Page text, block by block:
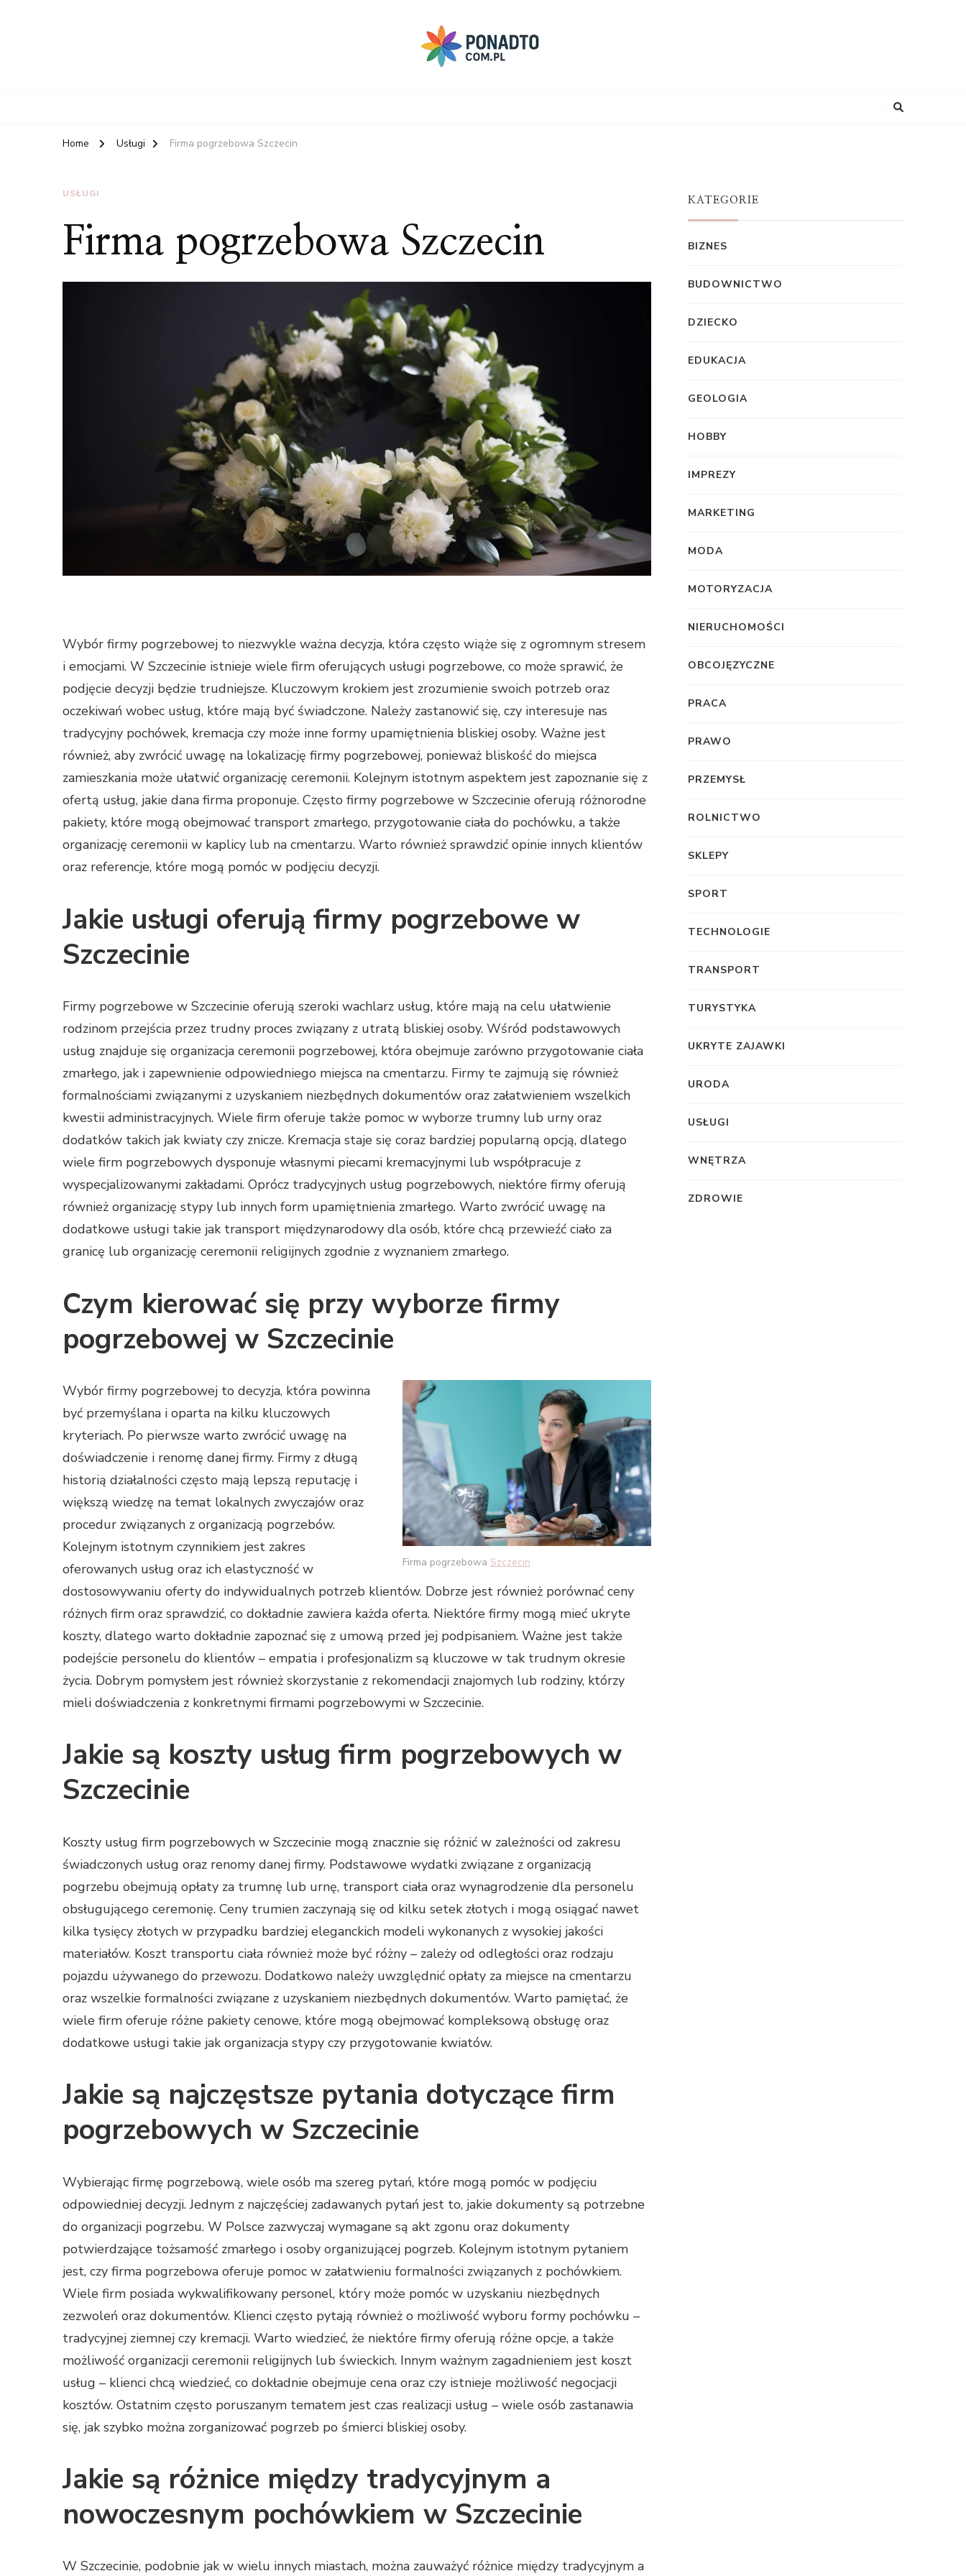
Home Usługi Firma pogrzebowa Szczecin
USŁUGI
Firma pogrzebowa Szczecin
Wybór firmy pogrzebowej to niezwykle ważna decyzja, która często wiąże się z ogromnym stresem
i emocjami. W Szczecinie istnieje wiele firm oferujących usługi pogrzebowe, co może sprawić, że
podjęcie decyzji będzie trudniejsze. Kluczowym krokiem jest zrozumienie swoich potrzeb oraz
oczekiwań wobec usług, które mają być świadczone. Należy zastanowić się, czy interesuje nas
tradycyjny pochówek, kremacja czy może inne formy upamiętnienia bliskiej osoby. Ważne jest
również, aby zwrócić uwagę na lokalizację firmy pogrzebowej, ponieważ bliskość do miejsca
zamieszkania może ułatwić organizację ceremonii. Kolejnym istotnym aspektem jest zapoznanie się z
ofertą usług, jakie dana firma proponuje. Często firmy pogrzebowe w Szczecinie oferują różnorodne
pakiety, które mogą obejmować transport zmarłego, przygotowanie ciała do pochówku, a także
organizację ceremonii w kaplicy lub na cmentarzu. Warto również sprawdzić opinie innych klientów
oraz referencje, które mogą pomóc w podjęciu decyzji.
Jakie usługi oferują firmy pogrzebowe w
Szczecinie
Firmy pogrzebowe w Szczecinie oferują szeroki wachlarz usług, które mają na celu ułatwienie
rodzinom przejścia przez trudny proces związany z utratą bliskiej osoby. Wśród podstawowych
usług znajduje się organizacja ceremonii pogrzebowej, która obejmuje zarówno przygotowanie ciała
zmarłego, jak i zapewnienie odpowiedniego miejsca na cmentarzu. Firmy te zajmują się również
formalnościami związanymi z uzyskaniem niezbędnych dokumentów oraz załatwieniem wszelkich
kwestii administracyjnych. Wiele firm oferuje także pomoc w wyborze trumny lub urny oraz
dodatków takich jak kwiaty czy znicze. Kremacja staje się coraz bardziej popularną opcją, dlatego
wiele firm pogrzebowych dysponuje własnymi piecami kremacyjnymi lub współpracuje z
wyspecjalizowanymi zakładami. Oprócz tradycyjnych usług pogrzebowych, niektóre firmy oferują
również organizację stypy lub innych form upamiętnienia zmarłego. Warto zwrócić uwagę na
dodatkowe usługi takie jak transport międzynarodowy dla osób, które chcą przewieźć ciało za
granicę lub organizację ceremonii religijnych zgodnie z wyznaniem zmarłego.
Czym kierować się przy wyborze firmy
pogrzebowej w Szczecinie
Firma pogrzebowa Szczecin
Wybór firmy pogrzebowej to decyzja, która powinna
być przemyślana i oparta na kilku kluczowych
kryteriach. Po pierwsze warto zwrócić uwagę na
doświadczenie i renomę danej firmy. Firmy z długą
historią działalności często mają lepszą reputację i
większą wiedzę na temat lokalnych zwyczajów oraz
procedur związanych z organizacją pogrzebów.
Kolejnym istotnym czynnikiem jest zakres
oferowanych usług oraz ich elastyczność w
dostosowywaniu oferty do indywidualnych potrzeb klientów. Dobrze jest również porównać ceny
różnych firm oraz sprawdzić, co dokładnie zawiera każda oferta. Niektóre firmy mogą mieć ukryte
koszty, dlatego warto dokładnie zapoznać się z umową przed jej podpisaniem. Ważne jest także
podejście personelu do klientów – empatia i profesjonalizm są kluczowe w tak trudnym okresie
życia. Dobrym pomysłem jest również skorzystanie z rekomendacji znajomych lub rodziny, którzy
mieli doświadczenia z konkretnymi firmami pogrzebowymi w Szczecinie.
Jakie są koszty usług firm pogrzebowych w
Szczecinie
Koszty usług firm pogrzebowych w Szczecinie mogą znacznie się różnić w zależności od zakresu
świadczonych usług oraz renomy danej firmy. Podstawowe wydatki związane z organizacją
pogrzebu obejmują opłaty za trumnę lub urnę, transport ciała oraz wynagrodzenie dla personelu
obsługującego ceremonię. Ceny trumien zaczynają się od kilku setek złotych i mogą osiągać nawet
kilka tysięcy złotych w przypadku bardziej eleganckich modeli wykonanych z wysokiej jakości
materiałów. Koszt transportu ciała również może być różny – zależy od odległości oraz rodzaju
pojazdu używanego do przewozu. Dodatkowo należy uwzględnić opłaty za miejsce na cmentarzu
oraz wszelkie formalności związane z uzyskaniem niezbędnych dokumentów. Warto pamiętać, że
wiele firm oferuje różne pakiety cenowe, które mogą obejmować kompleksową obsługę oraz
dodatkowe usługi takie jak organizacja stypy czy przygotowanie kwiatów.
Jakie są najczęstsze pytania dotyczące firm
pogrzebowych w Szczecinie
Wybierając firmę pogrzebową, wiele osób ma szereg pytań, które mogą pomóc w podjęciu
odpowiedniej decyzji. Jednym z najczęściej zadawanych pytań jest to, jakie dokumenty są potrzebne
do organizacji pogrzebu. W Polsce zazwyczaj wymagane są akt zgonu oraz dokumenty
potwierdzające tożsamość zmarłego i osoby organizującej pogrzeb. Kolejnym istotnym pytaniem
jest, czy firma pogrzebowa oferuje pomoc w załatwieniu formalności związanych z pochówkiem.
Wiele firm posiada wykwalifikowany personel, który może pomóc w uzyskaniu niezbędnych
zezwoleń oraz dokumentów. Klienci często pytają również o możliwość wyboru formy pochówku –
tradycyjnej ziemnej czy kremacji. Warto wiedzieć, że niektóre firmy oferują różne opcje, a także
możliwość organizacji ceremonii religijnych lub świeckich. Innym ważnym zagadnieniem jest koszt
usług – klienci chcą wiedzieć, co dokładnie obejmuje cena oraz czy istnieje możliwość negocjacji
kosztów. Ostatnim często poruszanym tematem jest czas realizacji usług – wiele osób zastanawia
się, jak szybko można zorganizować pogrzeb po śmierci bliskiej osoby.
Jakie są różnice między tradycyjnym a
nowoczesnym pochówkiem w Szczecinie
W Szczecinie, podobnie jak w wielu innych miastach, można zauważyć różnice między tradycyjnym a
KATEGORIE
BIZNES
BUDOWNICTWO
DZIECKO
EDUKACJA
GEOLOGIA
HOBBY
IMPREZY
MARKETING
MODA
MOTORYZACJA
NIERUCHOMOŚCI
OBCOJĘZYCZNE
PRACA
PRAWO
PRZEMYSŁ
ROLNICTWO
SKLEPY
SPORT
TECHNOLOGIE
TRANSPORT
TURYSTYKA
UKRYTE ZAJAWKI
URODA
USŁUGI
WNĘTRZA
ZDROWIE